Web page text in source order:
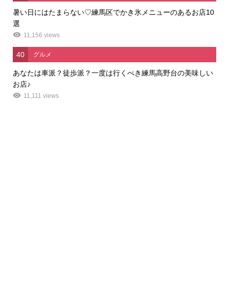
暑い日にはたまらない♡練馬区でかき氷メニューのあるお店10
選
11,156 views
40 グルメ
あなたは車派？徒歩派？一度は行くべき練馬高野台の美味しい
お店♪
11,111 views